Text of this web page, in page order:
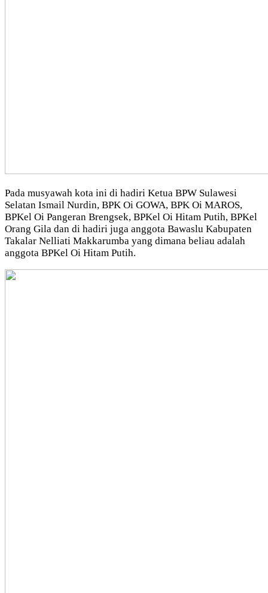
Pada musyawah kota ini di hadiri Ketua BPW Sulawesi
Selatan Ismail Nurdin, BPK Oi GOWA, BPK Oi MAROS,
BPKel Oi Pangeran Brengsek, BPKel Oi Hitam Putih, BPKel
Orang Gila dan di hadiri juga anggota Bawaslu Kabupaten
Takalar Nelliati Makkarumba yang dimana beliau adalah
anggota BPKel Oi Hitam Putih.